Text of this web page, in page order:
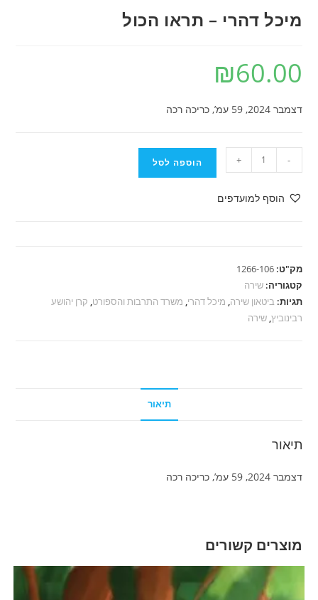
מיכל דהרי – תראו הכול
₪60.00
דצמבר 2024, 59 עמ’, כריכה רכה
של
מיכל
-
+ הוספה לסל
הוסף למועדפים
מק"ט:1266-106
קטגוריה:שירה
תגיות:ביטאון שירה, מיכל דהרי, משרד התרבות והספורט, קרן יהושע
רבינוביץ,שירה
תיאור
תיאור
דצמבר 2024, 59 עמ’, כריכה רכה
מוצרים קשורים